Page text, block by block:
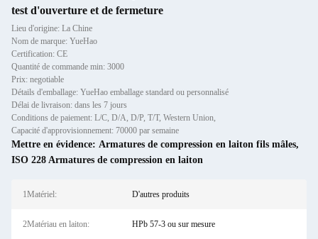
test d'ouverture et de fermeture
Lieu d'origine: La Chine
Nom de marque: YueHao
Certification: CE
Quantité de commande min: 3000
Prix: negotiable
Détails d'emballage: YueHao emballage standard ou personnalisé
Délai de livraison: dans les 7 jours
Conditions de paiement: L/C, D/A, D/P, T/T, Western Union,
Capacité d'approvisionnement: 70000 par semaine
Mettre en évidence: Armatures de compression en laiton fils mâles,
ISO 228 Armatures de compression en laiton
1Matériel: D'autres produits
2Matériau en laiton: HPb 57-3 ou sur mesure